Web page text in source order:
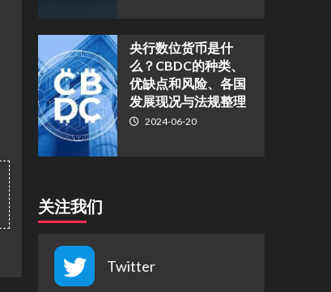
央行数位货币是什
么？CBDC的种类、
优缺点和风险、各国
发展现况与法规整理
2024-06-20
关注我们
Twitter